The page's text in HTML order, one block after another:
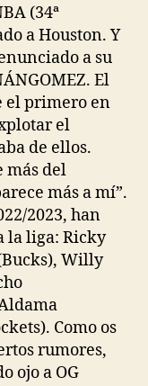
(34ª
a Houston. Y
a su
El
el primero en
el
de ellos.
más del
más a mí”.
2023, han
la liga: Ricky
Willy
Como os
rumores,
ojo a OG